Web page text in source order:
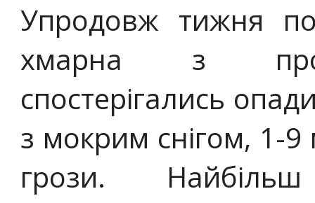
Упродовж тижня по
хмарна з
спостерігались
з мокрим снігом, 1-9
грози.